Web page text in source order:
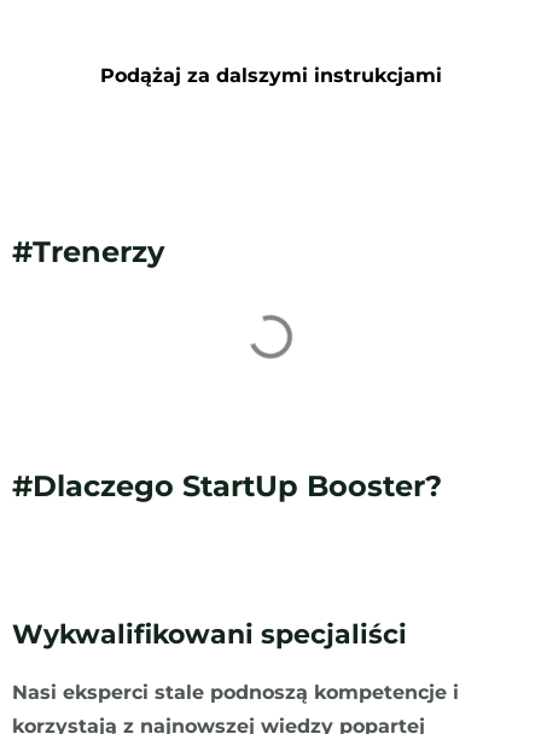
Podążaj za dalszymi instrukcjami
#Trenerzy
#Dlaczego StartUp Booster?
Wykwalifikowani specjaliści
Nasi eksperci stale podnoszą kompetencje i
korzystają z najnowszej wiedzy popartej